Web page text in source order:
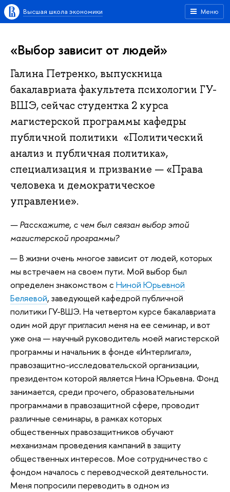
Меню
Высшая школа экономики
«Выбор зависит от людей»
Галина Петренко, выпускница
бакалавриата факультета психологии ГУ-
ВШЭ, сейчас студентка 2 курса
магистерской программы кафедры
публичной политики «Политический
анализ и публичная политика»,
специализация и призвание — «Права
человека и демократическое
управление».
— Расскажите, с чем был связан выбор этой
магистерской программы?
— В жизни очень многое зависит от людей, которых
мы встречаем на своем пути. Мой выбор был
определен знакомством с Ниной Юрьевной
Беляевой, заведующей кафедрой публичной
политики ГУ-ВШЭ. На четвертом курсе бакалавриата
один мой друг пригласил меня на ее семинар, и вот
уже она — научный руководитель моей магистерской
программы и начальник в фонде «Интерлигал»,
правозащитно-исследовательской организации,
президентом которой является Нина Юрьевна. Фонд
занимается, среди прочего, образовательными
программами в правозащитной сфере, проводит
различные семинары, в рамках которых
общественных правозащитников обучают
механизмам проведения кампаний в защиту
общественных интересов. Мое сотрудничество с
фондом началось с переводческой деятельности.
Меня попросили переводить в одном из